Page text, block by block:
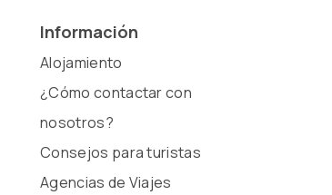
Información
Alojamiento
¿Cómo contactar con
nosotros?
Consejos para turistas
Agencias de Viajes